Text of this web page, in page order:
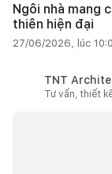
Ngôi nhà mang
thiên hiện đại
27/06/2026, lúc
TNT
Tư vấn, thiết